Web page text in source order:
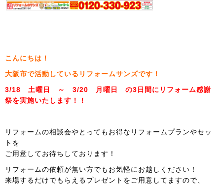
こんにちは！
大阪市で活動しているリフォームサンズです！
3/18 土曜日 ～ 3/20 月曜日 の3日間にリフォーム感謝
祭を実施いたします！！
リフォームの相談会やとってもお得なリフォームプランやセッ
トを
ご用意してお待ちしております！
リフォームの依頼が無い方でもお気軽にお越しください！
来場するだけでもらえるプレゼントをご用意してますので、